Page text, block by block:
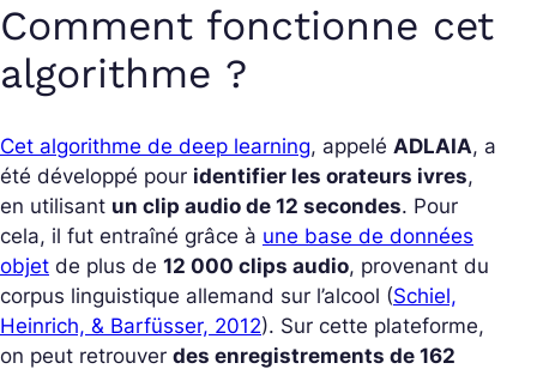
Comment fonctionne cet
algorithme ?
Cet algorithme de deep learning, appelé ADLAIA, a
été développé pour identifier les orateurs ivres,
en utilisant un clip audio de 12 secondes. Pour
cela, il fut entraîné grâce à une base de données
objet de plus de 12 000 clips audio, provenant du
corpus linguistique allemand sur l’alcool (Schiel,
Heinrich, & Barfüsser, 2012). Sur cette plateforme,
on peut retrouver des enregistrements de 162